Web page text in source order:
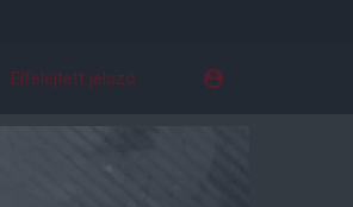
Elfelejtett jelszó